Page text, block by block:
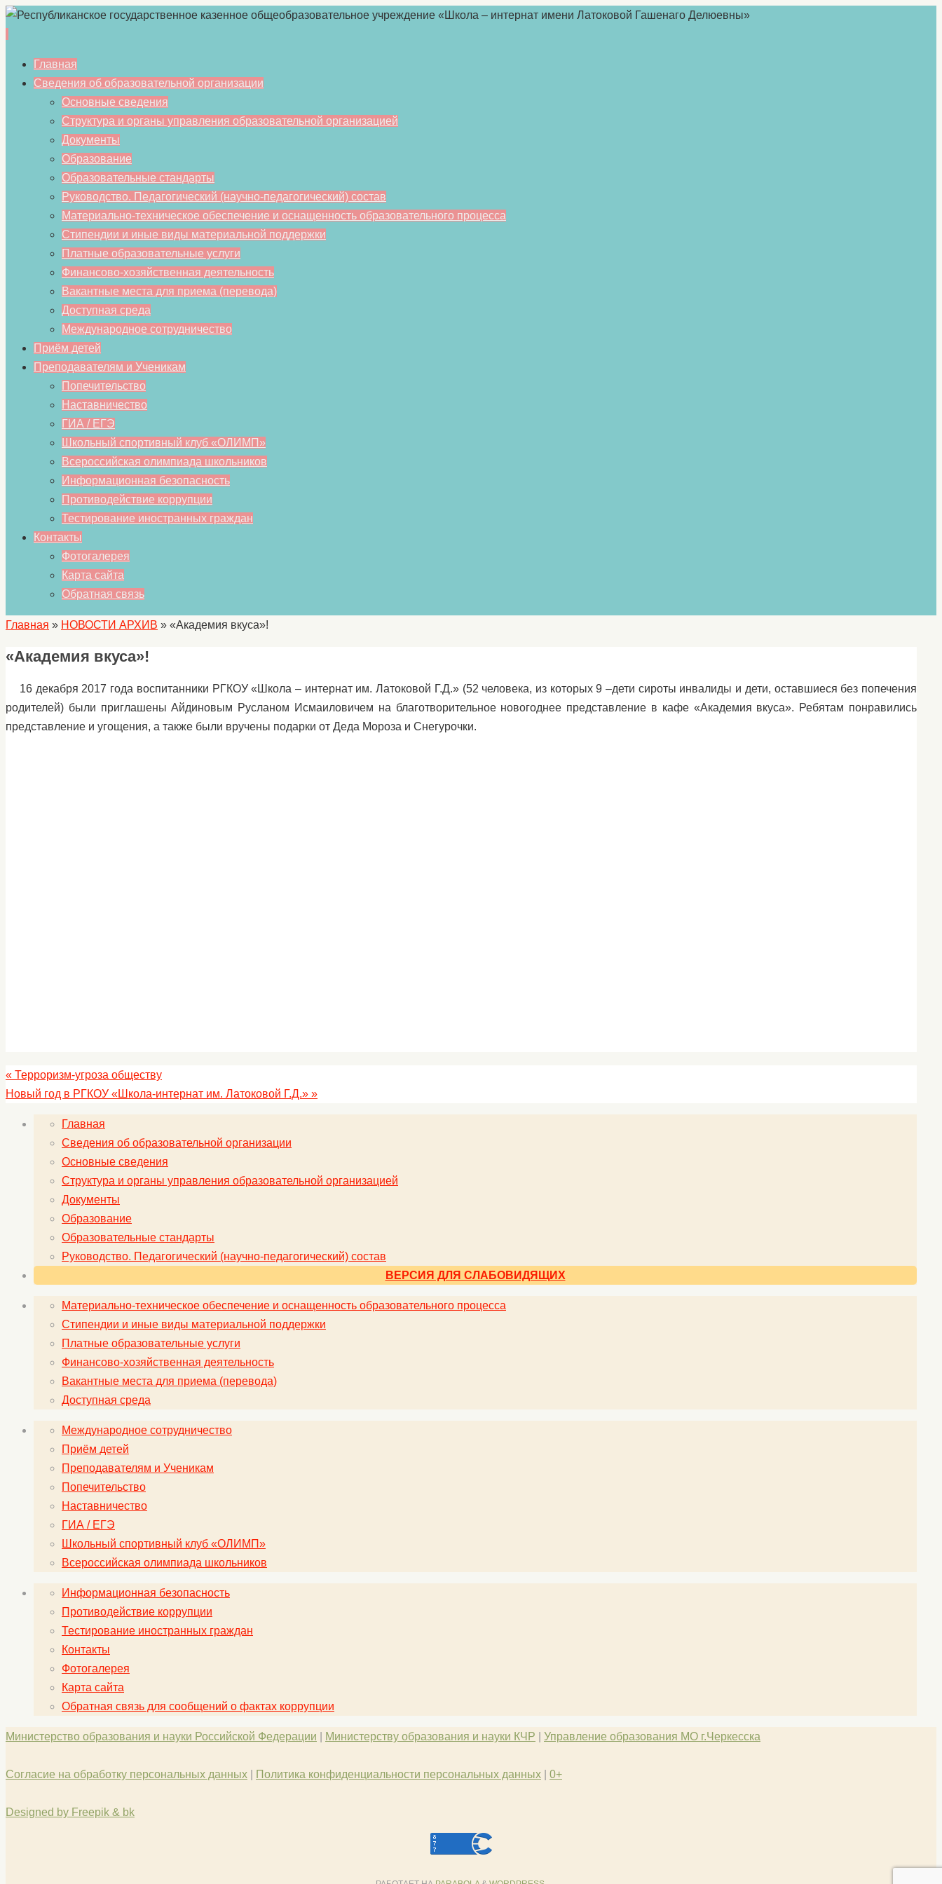
Перейти
содержимому
Главная
Сведения об образовательной организации
Основные сведения
Структура и органы управления образовательной организацией
Документы
Образование
Образовательные стандарты
Руководство. Педагогический (научно-педагогический) состав
Материально-техническое обеспечение и оснащенность образовательного процесса
Стипендии и иные виды материальной поддержки
Платные образовательные услуги
Финансово-хозяйственная деятельность
Вакантные места для приема (перевода)
Доступная среда
Международное сотрудничество
Приём детей
Преподавателям и Ученикам
Попечительство
Наставничество
ГИА / ЕГЭ
Школьный спортивный клуб «ОЛИМП»
Всероссийская олимпиада школьников
Информационная безопасность
Противодействие коррупции
Тестирование иностранных граждан
Контакты
Фотогалерея
Карта сайта
Обратная связь
Главная » НОВОСТИ АРХИВ » «Академия вкуса»!
«Академия вкуса»!
16 декабря 2017 года воспитанники РГКОУ «Школа – интернат им. Латоковой Г.Д.» (52 человека, из которых 9 –дети сироты инвалиды и дети, оставшиеся без попечения
родителей) были приглашены Айдиновым Русланом Исмаиловичем на благотворительное новогоднее представление в кафе «Академия вкуса». Ребятам понравились
представление и угощения, а также были вручены подарки от Деда Мороза и Снегурочки.
« Терроризм-угроза обществу
Новый год в РГКОУ «Школа-интернат им. Латоковой Г.Д.» »
Главная
Сведения об образовательной организации
Основные сведения
Структура и органы управления образовательной организацией
Документы
Образование
Образовательные стандарты
Руководство. Педагогический (научно-педагогический) состав
ВЕРСИЯ ДЛЯ СЛАБОВИДЯЩИХ
Материально-техническое обеспечение и оснащенность образовательного процесса
Стипендии и иные виды материальной поддержки
Платные образовательные услуги
Финансово-хозяйственная деятельность
Вакантные места для приема (перевода)
Доступная среда
Международное сотрудничество
Приём детей
Преподавателям и Ученикам
Попечительство
Наставничество
ГИА / ЕГЭ
Школьный спортивный клуб «ОЛИМП»
Всероссийская олимпиада школьников
Информационная безопасность
Противодействие коррупции
Тестирование иностранных граждан
Контакты
Фотогалерея
Карта сайта
Обратная связь для сообщений о фактах коррупции
Министерство образования и науки Российской Федерации Министерству образования и науки КЧР Управление образования МО г.Черкесска
Согласие на обработку персональных данных Политика конфиденциальности персональных данных 0+
Designed by Freepik & bk